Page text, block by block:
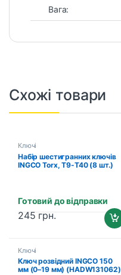
Вага:
Схожі товари
Ключі
Набір шестигранних ключів
INGCO Torx, Т9-Т40 (8 шт.)
Готовий до відправки
245 грн.
Ключі
Ключ розвідний INGCO 150
мм (0–19 мм) (HADW131062)